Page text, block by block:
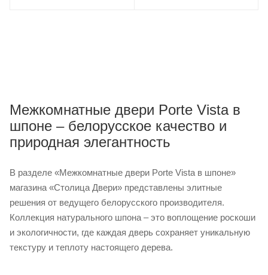
Межкомнатные двери Porte Vista в
шпоне – белорусское качество и
природная элегантность
В разделе «Межкомнатные двери Porte Vista в шпоне»
магазина «Столица Двери» представлены элитные
решения от ведущего белорусского производителя.
Коллекция натурального шпона – это воплощение роскоши
и экологичности, где каждая дверь сохраняет уникальную
текстуру и теплоту настоящего дерева.